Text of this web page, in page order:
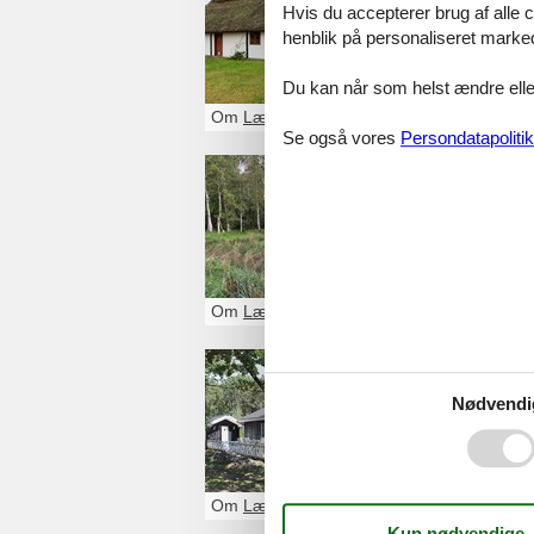
Et
familie eller
Om Læsø
Om Læsø
Glæd dig til et
havn. Du kan
Om Læsø
Hvis du accepterer brug af alle
henblik på personaliseret
Du kan når som helst ændre
Se også vores Persondatapolitik